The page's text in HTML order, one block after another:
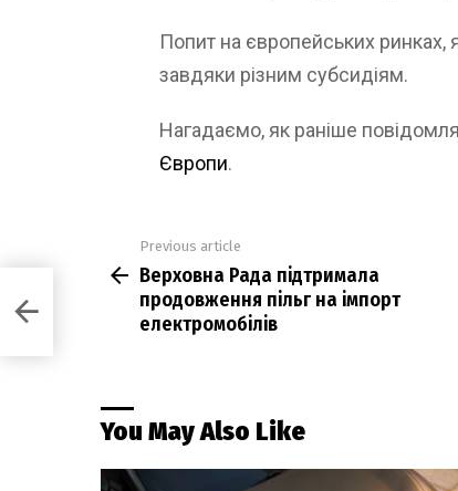
Попит на європейських ринках,
завдяки різним субсидіям.
Нагадаємо, як раніше
Європи.
more
Previous article
Верховна Рада підтримала
продовження пільг на імпорт
електромобілів
You May Also Like